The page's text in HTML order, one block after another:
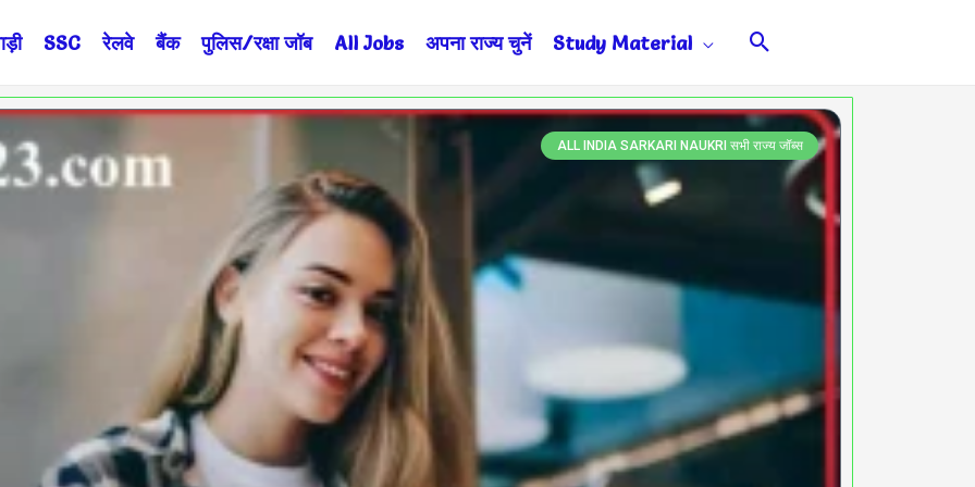
SSC रेलवे बैंक पुलिस/रक्षा जॉब All Jobs अपना राज्य चुनें Study Material Search
ALL INDIA SARKARI NAUKRI सभी राज्य जॉब्स
PagePagePagePagePage